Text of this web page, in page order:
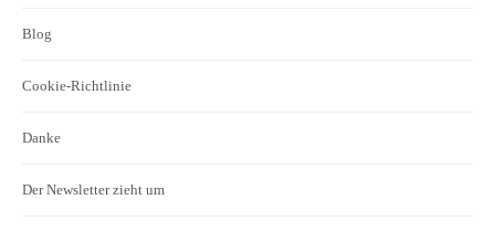
Blog
Cookie-Richtlinie
Danke
Der Newsletter zieht um